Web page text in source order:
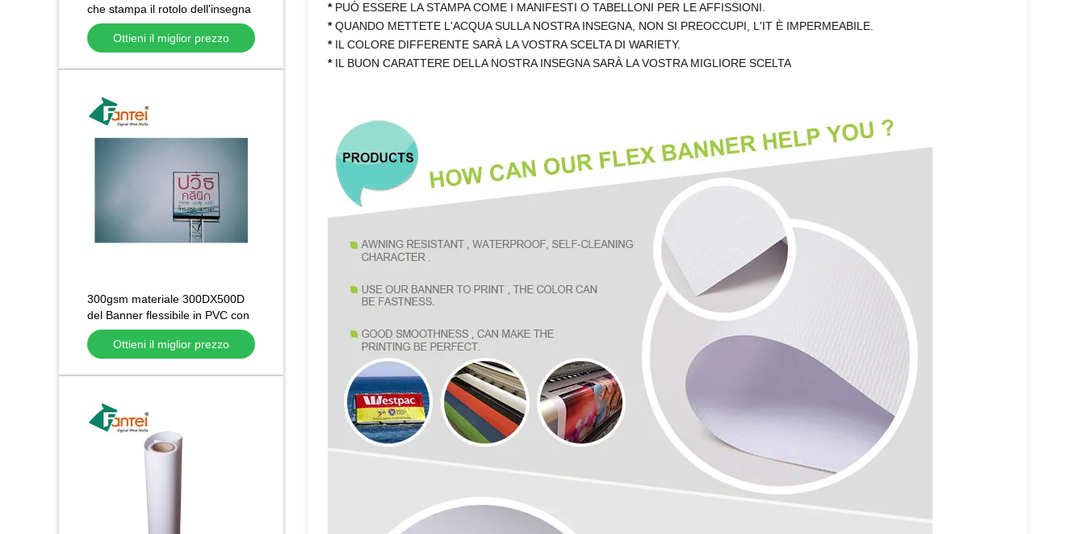
*PUÒ ESSERE LA STAMPA COME I MANIFESTI O TABELLONI PER LE AFFISSIONI.
*QUANDO METTETE L'ACQUA SULLA NOSTRA INSEGNA, NON SI PREOCCUPI, L'IT È IMPERMEABILE.
*IL COLORE DIFFERENTE SARÀ LA VOSTRA SCELTA DI WARIETY.
*IL BUON CARATTERE DELLA NOSTRA INSEGNA SARÀ LA VOSTRA MIGLIORE SCELTA
che stampa il rotolo dell'insegna
della flessione dell'insegna
500DX500D
Ottieni il miglior prezzo
300gsm materiale 300DX500D
del Banner flessibile in PVC con
forte stabilità del colore
Ottieni il miglior prezzo